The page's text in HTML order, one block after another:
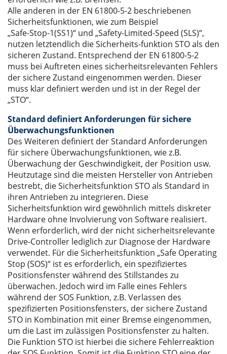
Alle anderen in der EN 61800-5-2 beschriebenen
Sicherheitsfunktionen, wie zum Beispiel
„Safe-Stop-1(SS1)“ und „Safety-Limited-Speed (SLS)“,
nutzen letztendlich die Sicherheits-funktion STO als den
sicheren Zustand. Entsprechend der EN 61800-5-2
muss bei Auftreten eines sicherheitsrelevanten Fehlers
der sichere Zustand eingenommen werden. Dieser
muss klar definiert werden und ist in der Regel der
„STO“.
Standard definiert Anforderungen für sichere
Überwachungsfunktionen
Des Weiteren definiert der Standard Anforderungen
für sichere Überwachungsfunktionen, wie z.B.
Überwachung der Geschwindigkeit, der Position usw.
Heutzutage sind die meisten Hersteller von Antrieben
bestrebt, die Sicherheitsfunktion STO als Standard in
ihren Antrieben zu integrieren. Diese
Sicherheitsfunktion wird gewöhnlich mittels diskreter
Hardware ohne Involvierung von Software realisiert.
Wenn erforderlich, wird der nicht sicherheitsrelevante
Drive-Controller lediglich zur Diagnose der Hardware
verwendet. Für die Sicherheitsfunktion „Safe Operating
Stop (SOS)“ ist es erforderlich, ein spezifiziertes
Positionsfenster während des Stillstandes zu
überwachen. Jedoch wird im Falle eines Fehlers
während der SOS Funktion, z.B. Verlassen des
spezifizierten Positionsfensters, der sichere Zustand
STO in Kombination mit einer Bremse eingenommen,
um die Last im zulässigen Positionsfenster zu halten.
Die Funktion STO ist hierbei die sichere Fehlerreaktion